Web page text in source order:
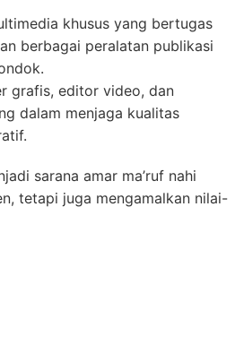
khusus yang bertugas
berbagai peralatan publikasi
grafis, editor video, dan
dalam menjaga kualitas
sarana amar ma’ruf nahi
tetapi juga mengamalkan nilai-